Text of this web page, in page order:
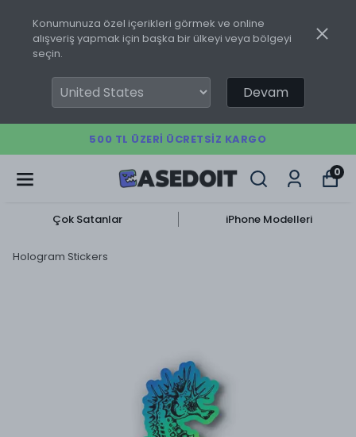
Konumunuza özel içerikleri görmek ve online
alışveriş yapmak için başka bir ülkeyi veya bölgeyi
seçin.
Devam
500 TL ÜZERI ÜCRETSIZ KARGO
0
Çok Satanlar iPhone Modelleri
Hologram Stickers